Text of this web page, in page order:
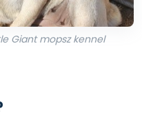
Giant mopsz kennel